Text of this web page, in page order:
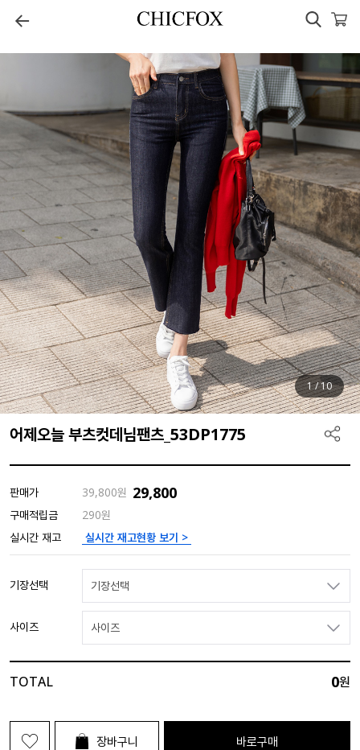
1/10
어제오늘 부츠컷데님팬츠_53DP1775
판매가 39,800원 29,800
구매적립금
290원
실시간 재고
실시간 재고현황 보기 >
기장선택 기장선택
사이즈 사이즈
TOTAL 0원
장바구니 바로구매